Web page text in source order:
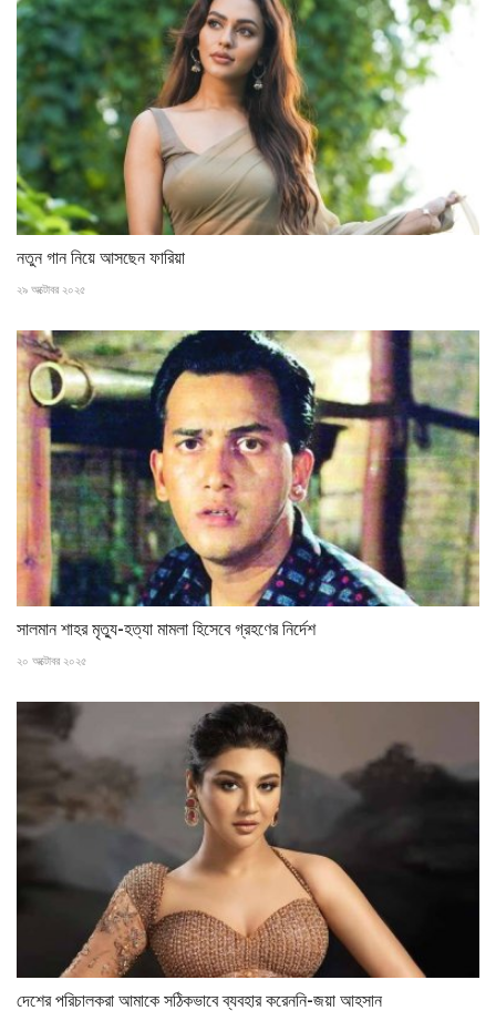
নতুন গান নিয়ে আসছেন ফারিয়া
২৯ অক্টোবর ২০২৫
সালমান শাহর মৃত্যু-হত্যা মামলা হিসেবে গ্রহণের নির্দেশ
২০ অক্টোবর ২০২৫
দেশের পরিচালকরা আমাকে সঠিকভাবে ব্যবহার করেননি-জয়া আহসান